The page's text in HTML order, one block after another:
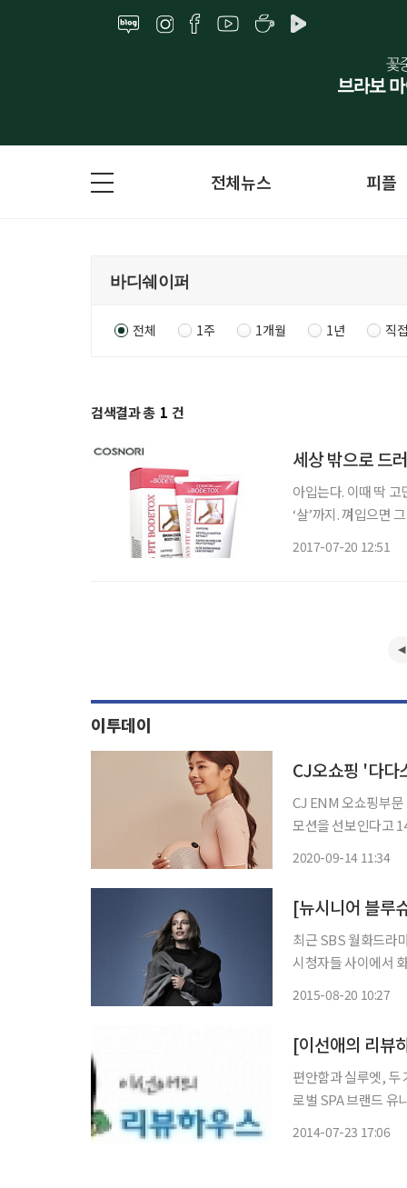
전체뉴스 피플
전체 1주 1개월 1년 직
검색결과 총 1 건
세상 밖으로 드
아입는다. 이때 딱 고
‘살’까지. 껴입으면
2017-07-20 12:51
이투데이
CJ오쇼핑 '다다
CJ ENM 오쇼핑부문
모션을 선보인다고 14일 밝혔다. 이번 프로모션은 코로나
2020-09-14 11:34
[뉴시니어 블루
최근 SBS 월화드라
시청자들 사이에서
2015-08-20 10:27
편안함과 실루엣, 두
로벌 SPA 브랜드 유
2014-07-23 17:06